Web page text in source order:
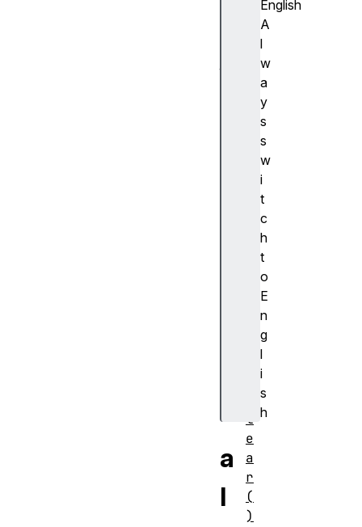
English
A
l
w
a
y
s
s
w
i
t
c
h
t
o
E
n
g
l
i
s
h
a
l
l
e
a
r
(
)